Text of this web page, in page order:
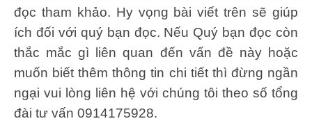
đọc tham khảo. Hy vọng bài viết trên sẽ giúp
ích đối với quý bạn đọc. Nếu Quý bạn đọc còn
thắc mắc gì liên quan đến vấn đề này hoặc
muốn biết thêm thông tin chi tiết thì đừng ngần
ngại vui lòng liên hệ với chúng tôi theo số tổng
đài tư vấn 0914175928.